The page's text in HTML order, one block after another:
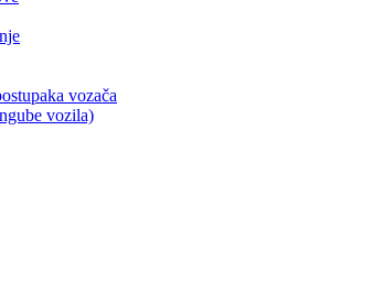
vozača
vozila)